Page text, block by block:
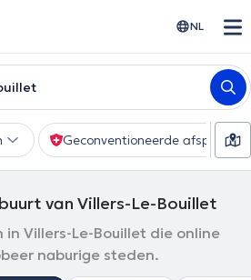
NL
Geconventioneerde afspraak
van Villers-Le-Bouillet
in Villers-Le-Bouillet die online
naburige steden.